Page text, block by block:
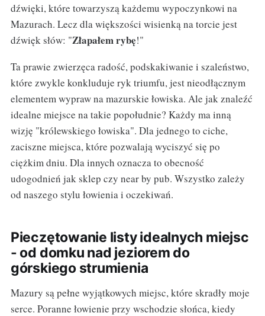
dźwięki, które towarzyszą każdemu wypoczynkowi na
Mazurach. Lecz dla większości wisienką na torcie jest
dźwięk słów: "Złapałem rybę!"
Ta prawie zwierzęca radość, podskakiwanie i szaleństwo,
które zwykle konkluduje ryk triumfu, jest nieodłącznym
elementem wypraw na mazurskie łowiska. Ale jak znaleźć
idealne miejsce na takie popołudnie? Każdy ma inną
wizję "królewskiego łowiska". Dla jednego to ciche,
zaciszne miejsca, które pozwalają wyciszyć się po
ciężkim dniu. Dla innych oznacza to obecność
udogodnień jak sklep czy near by pub. Wszystko zależy
od naszego stylu łowienia i oczekiwań.
Pieczętowanie listy idealnych miejsc
- od domku nad jeziorem do
górskiego strumienia
Mazury są pełne wyjątkowych miejsc, które skradły moje
serce. Poranne łowienie przy wschodzie słońca, kiedy